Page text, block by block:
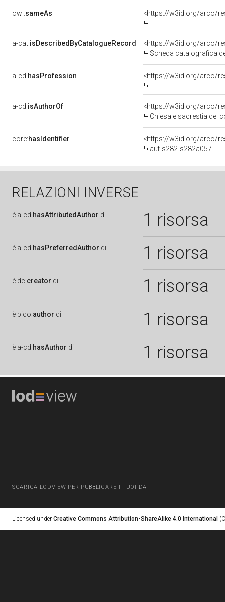
owl:sameAs <https://w3id.org/arco/
a-cat:isDescribedByCatalogueRecord
<https://w3id.org/arco/
Scheda catalografica
a-cd:hasProfession <https://w3id.org/arco/
a-cd:isAuthorOf
<https://w3id.org/arco/
Chiesa e sacrestia del
core:hasIdentifier
<https://w3id.org/arco/
aut-s282-s282a057
RELAZIONI INVERSE
è a-cd:hasAttributedAuthor di 1 risorsa
è a-cd:hasPreferredAuthor di 1 risorsa
è dc:creator di 1 risorsa
è pico:author di 1 risorsa
è a-cd:hasAuthor di 1 risorsa
SCARICA LODVIEW PER PUBBLICARE I TUOI DATI
Licensed under Creative Commons Attribution-ShareAlike 4.0 International